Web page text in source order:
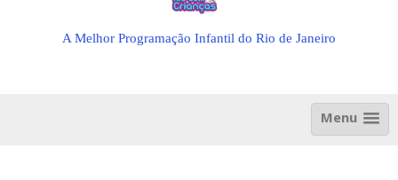
A Melhor Programação Infantil do Rio de Janeiro
Menu